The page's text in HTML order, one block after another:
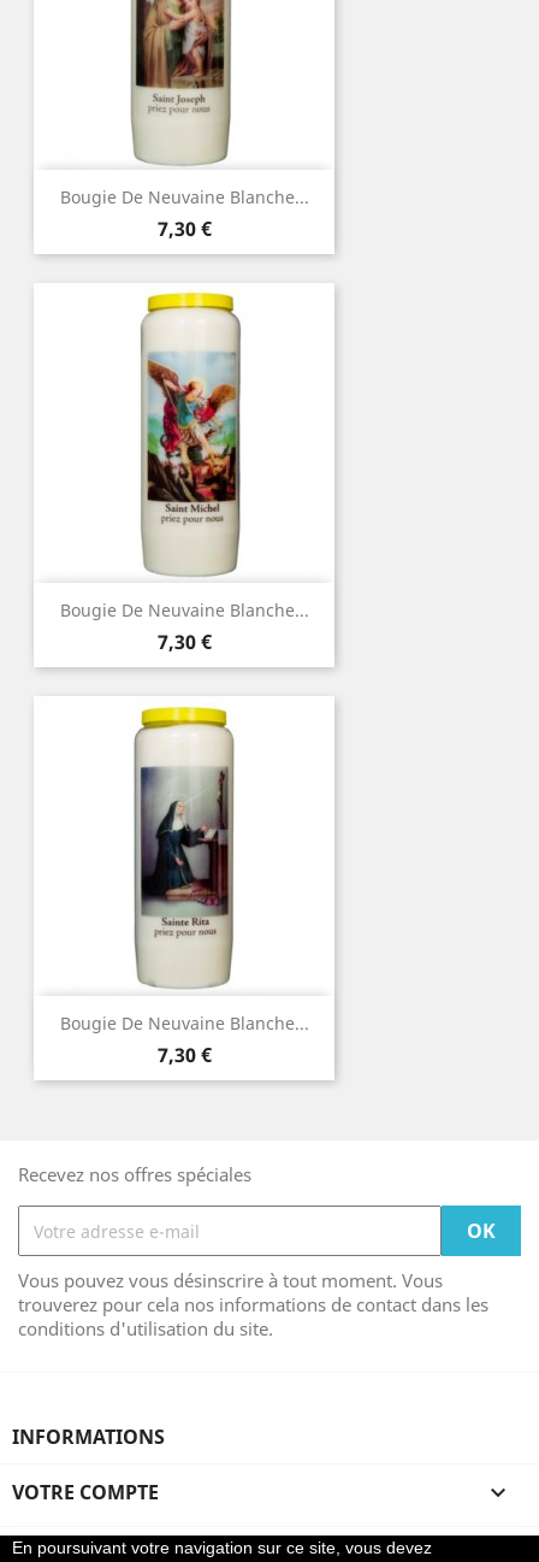
Bougie De Neuvaine Blanche...
Prix
7,30 €
Bougie De Neuvaine Blanche...
Prix
7,30 €
Bougie De Neuvaine Blanche...
Prix
7,30 €
Recevez nos offres spéciales
Vous pouvez vous désinscrire à tout moment. Vous
trouverez pour cela nos informations de contact dans les
conditions d'utilisation du site.
En poursuivant votre navigation sur ce site, vous devez
INFORMATIONS
VOTRE COMPTE 